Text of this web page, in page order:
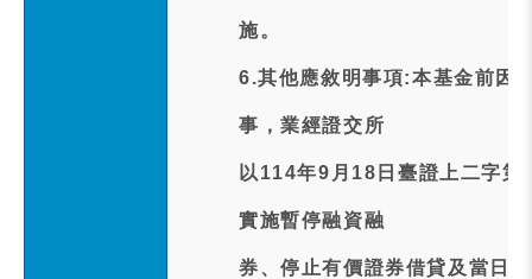
施。
6.其他應敘明事項:本基金前因
事，業經證交所
以114年9月18日臺證上二字
實施暫停融資融
券、停止有價證券借貸及當日